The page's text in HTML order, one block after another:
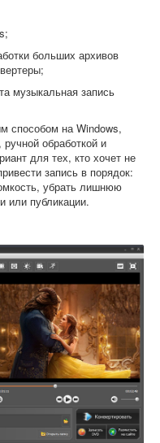
больших архивов
музыкальная запись
способом на Windows,
обработкой и
для тех, кто хочет не
запись в порядок:
убрать лишнюю
или публикации.